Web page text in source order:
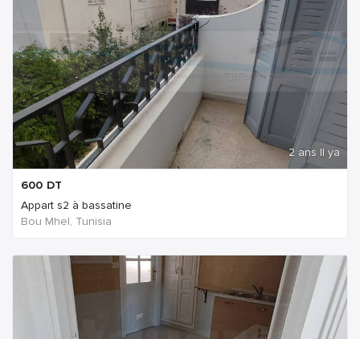
2 ans Il ya
600 DT
Appart s2 à bassatine
Bou Mhel, Tunisia